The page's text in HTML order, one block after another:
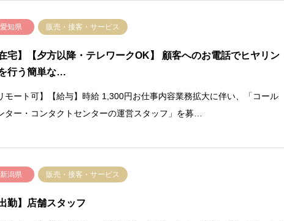
愛知県 販売・接客・サービス
在宅】【夕方以降・テレワークOK】 顧客へのお電話でヒヤリン
行う簡単な…
モート可】【給与】時給 1,300円お仕事内容業務拡大に伴い、「コール
ター・コンタクトセンターの運営スタッフ」を募…
新潟県 販売・接客・サービス
出勤】店舗スタッフ